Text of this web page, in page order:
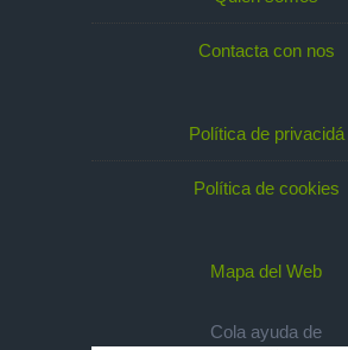
Contacta con nos
Política de privacidá
Política de cookies
Mapa del Web
Cola ayuda de